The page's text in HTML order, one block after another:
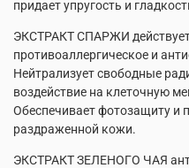
придает упругость и
ЭКСТРАКТ СПАРЖИ действует
противоаллергическое и
Нейтрализует свободные
воздействие на клеточную
Обеспечивает фотозащиту и
раздраженной кожи.
ЭКСТРАКТ ЗЕЛЕНОГО ЧАЯ